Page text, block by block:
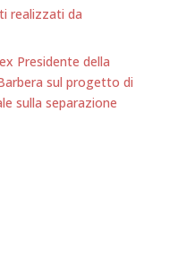
realizzati da
Presidente della
sul progetto di
sulla separazione